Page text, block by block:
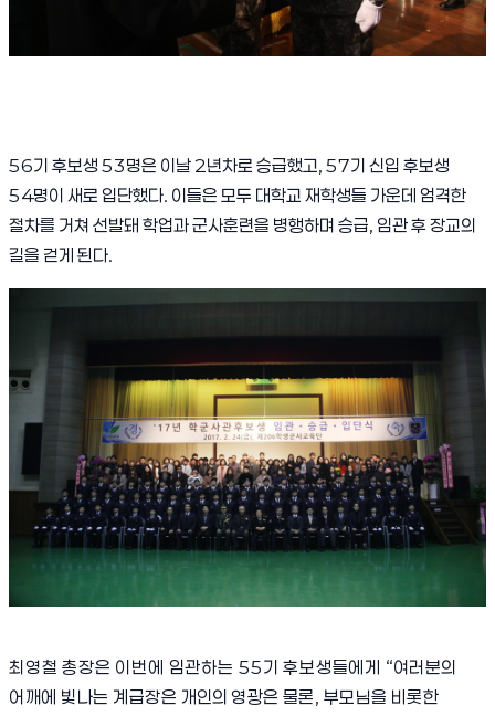
56기 후보생53명은 이날2년차로 승급했고, 57기 신입 후보생
54명이 새로 입단했다. 이들은 모두 대학교 재학생들 가운데 엄격한
절차를 거쳐 선발돼 학업과 군사훈련을 병행하며 승급, 임관 후 장교의
길을 걷게 된다.
최영철 총장은 이번에 임관하는 55기 후보생들에게 “여러분의
어깨에 빛나는 계급장은 개인의영광은 물론, 부모님을 비롯한